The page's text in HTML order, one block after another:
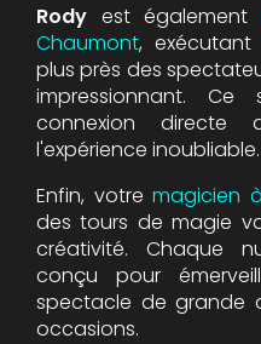
Rody est également
Chaumont, exécutant
plus près des
impressionnant.
connexion directe
l'expérience inoubliable.
Enfin, votremagicien
des tours de magie
créativité. Chaque
conçu pour
spectacle de grande
occasions.